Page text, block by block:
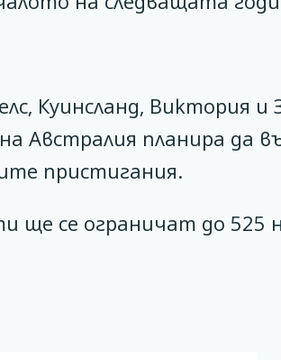
Куинсланд, Виктория и
Австралия планира да
пристигания.
се ограничат до 525